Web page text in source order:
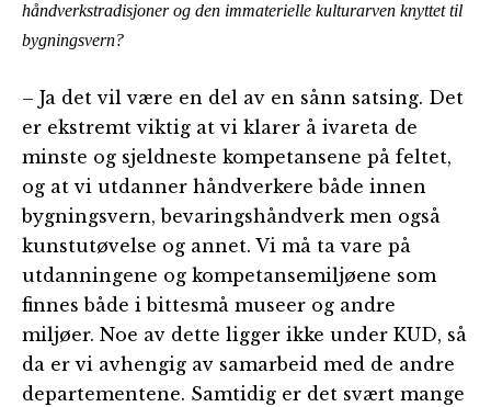
håndverkstradisjoner og den immaterielle kulturarven knyttet til
bygningsvern?
– Ja det vil være en del av en sånn satsing. Det
er ekstremt viktig at vi klarer å ivareta de
minste og sjeldneste kompetansene på feltet,
og at vi utdanner håndverkere både innen
bygningsvern, bevaringshåndverk men også
kunstutøvelse og annet. Vi må ta vare på
utdanningene og kompetansemiljøene som
finnes både i bittesmå museer og andre
miljøer. Noe av dette ligger ikke under KUD, så
da er vi avhengig av samarbeid med de andre
departementene. Samtidig er det svært mange